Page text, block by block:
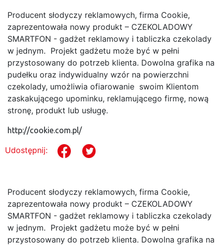
Producent słodyczy reklamowych, firma Cookie,
zaprezentowała nowy produkt – CZEKOLADOWY
SMARTFON - gadżet reklamowy i tabliczka czekolady
w jednym. Projekt gadżetu może być w pełni
przystosowany do potrzeb klienta. Dowolna grafika na
pudełku oraz indywidualny wzór na powierzchni
czekolady, umożliwia ofiarowanie swoim Klientom
zaskakującego upominku, reklamującego firmę, nową
stronę, produkt lub usługę.
http://cookie.com.pl/
Udostępnij:
Producent słodyczy reklamowych, firma Cookie,
zaprezentowała nowy produkt – CZEKOLADOWY
SMARTFON - gadżet reklamowy i tabliczka czekolady
w jednym. Projekt gadżetu może być w pełni
przystosowany do potrzeb klienta. Dowolna grafika na